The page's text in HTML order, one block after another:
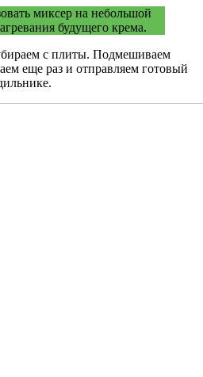
миксер на небольшой
будущего крема.
с плиты. Подмешиваем
еще раз и отправляем готовый